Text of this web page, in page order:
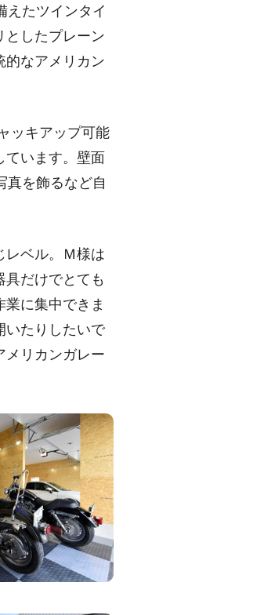
えたツインタイ
としたプレーン
的なアメリカン
ッキアップ可能
ています。壁面
真を飾るなど自
レベル。Ｍ様は
具だけでとても
に集中できま
いたりしたいで
メリカンガレー